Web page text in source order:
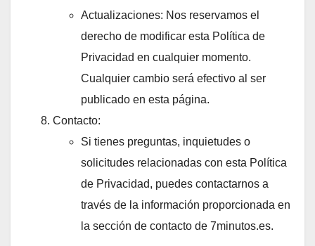
Actualizaciones: Nos reservamos el
derecho de modificar esta Política de
Privacidad en cualquier momento.
Cualquier cambio será efectivo al ser
publicado en esta página.
Contacto:
Si tienes preguntas, inquietudes o
solicitudes relacionadas con esta Política
de Privacidad, puedes contactarnos a
través de la información proporcionada en
la sección de contacto de 7minutos.es.